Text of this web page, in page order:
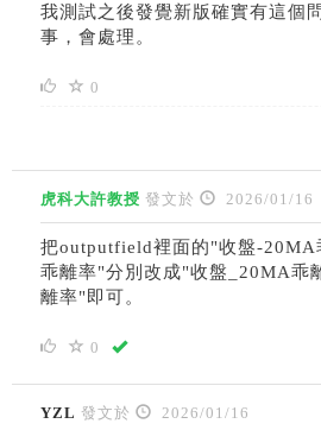
我測試之後發覺新版確實有這個
事，會處理。
0
虎科大許教授 發文於 2026/01/16
把outputfield裡面的"收盤-
乖離率"分別改成"收盤_20MA乖
離率"即可。
0
YZL 發文於 2026/01/16